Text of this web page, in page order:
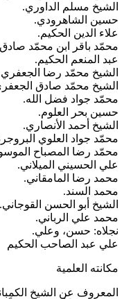
مسلم الداوري.
الشاهرودي.
الدين الحكيم.
باقر ابن محمّد صادق
المنعم الحكيم.
محمّد رضا الجعفري.
محمّد صادق
جواد فضل الله.
بحر العلوم.
أحمد الأنصاري.
جواد العلوي
رضا المصباح
الحسيني الميلاني.
رضا المامقاني.
السند.
أبو الحسن القوجاني.
علي الرباني.
حسن، وعلي.
عبد الصاحب الحكيم
العلمية
عن الشيخ الكمباني